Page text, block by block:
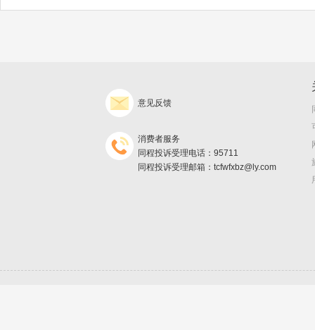
意见反馈
消费者服务
同程投诉受理电话：95711
同程投诉受理邮箱：tcfwfxbz@ly.com